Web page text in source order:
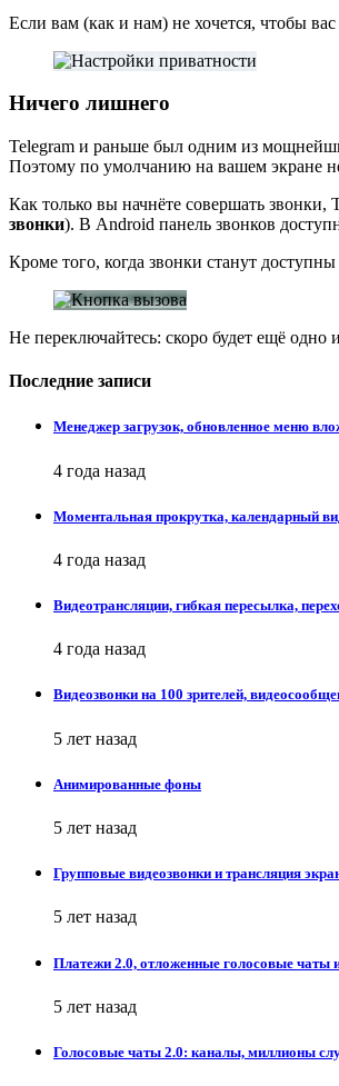
Если вам (как и нам) не хочется, чтобы
Ничего лишнего
Telegram и раньше был одним из
Поэтому по умолчанию на вашем экране
Как только вы начнёте совершать
звонки). В Android панель звонков
Кроме того, когда звонки станут
Не переключайтесь: скоро будет ещё одно
Последние записи
Менеджер загрузок, обновленное меню
4 года назад
Моментальная прокрутка, календарный
4 года назад
Видеотрансляции, гибкая пересылка,
4 года назад
Видеозвонки на 100 зрителей,
5 лет назад
Анимированные фоны
5 лет назад
Групповые видеозвонки и трансляция
5 лет назад
Платежи 2.0, отложенные голосовые чаты
5 лет назад
Голосовые чаты 2.0: каналы, миллионы